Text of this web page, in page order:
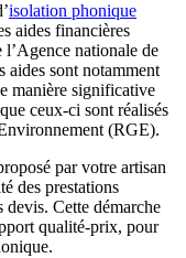
isolation phonique
aides financières
nationale de
sont notamment
manière significative
ceux-ci sont réalisés
(RGE).
par votre artisan
des prestations
devis. Cette démarche
qualité-prix, pour